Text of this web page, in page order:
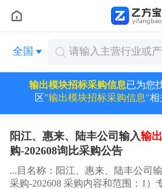
全国
输出模块招标采购信息已为您
区"输出模块招标采购信息"相
阳江、惠来、陆丰公司输入输
购-202608询比采购公告
...目名称：阳江、惠来、陆丰公司
采购-202608 采购内容和范围：1）